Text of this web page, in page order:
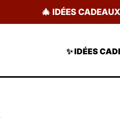
🎄 IDÉES
✨ IDÉES